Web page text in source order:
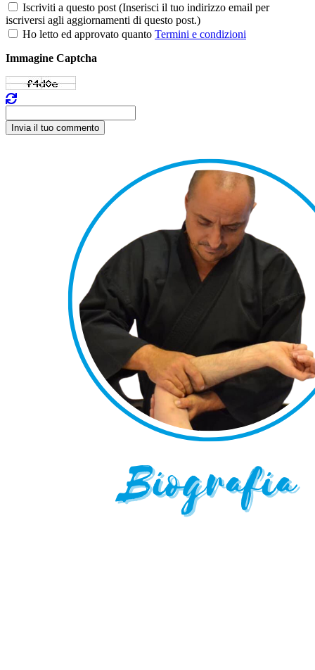
Iscriviti a questo post (Inserisci il tuo indirizzo email per
iscriversi agli aggiornamenti di questo post.)
Ho letto ed approvato quanto Termini e condizioni
Immagine Captcha
Invia il tuo commento